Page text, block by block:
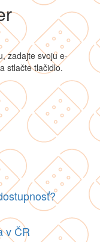
zadajte svoju e-
stlačte tlačidlo.
v ČR